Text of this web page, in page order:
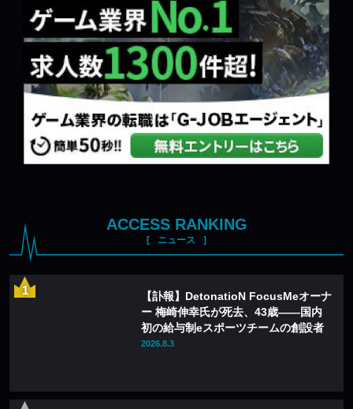
ACCESS RANKING
ニュース
【訃報】DetonatioN FocusMeオーナ
ー 梅崎伸幸氏が死去、43歳——国内
初の給与制eスポーツチームの創設者
2026.8.3